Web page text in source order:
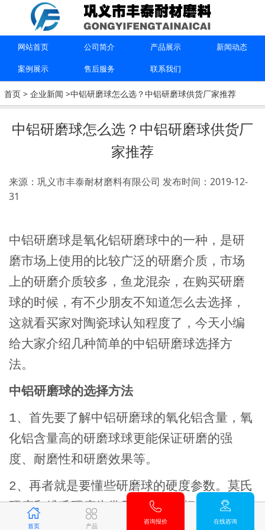
首页 产品
咨询报价 在线咨询
网站首页 公司简介 产品展示 新闻动态
案例展示 售后服务 联系我们
首页> 企业新闻 >中铝研磨球怎么选？中铝研磨球供货厂家推荐
中铝研磨球怎么选？中铝研磨球供货厂
家推荐
来源：巩义市丰泰耐材磨料有限公司 发布时间：2019-12-
31
中铝研磨球是氧化铝研磨球中的一种，是研
磨市场上使用的比较广泛的研磨介质，市场
上的研磨介质较多，鱼龙混杂，在购买研磨
球的时候，有不少朋友不知道怎么去选择，
这就看买家对陶瓷球认知程度了，今天小编
给大家介绍几种简单的中铝研磨球选择方
法。
中铝研磨球的选择方法
1、首先要了解中铝研磨球的氧化铝含量，氧
化铝含量高的研磨球球更能保证研磨的强
度、耐磨性和研磨效果等。
2、再者就是要懂些研磨球的硬度参数。莫氏
硬度和维氏硬度为常用的硬度指标。常用的
上一篇：研磨球有哪些种类，它的分类和特点是什么？
下一篇： 影响氧化铝球质量好坏的因素有哪些？氧化铝球质
联系我们
15670615091